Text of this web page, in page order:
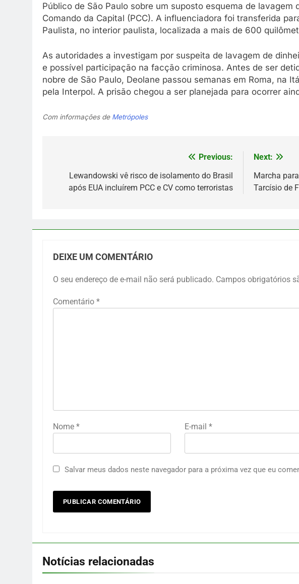
Público de São Paulo sobre um suposto esquema de lavagem
Comando da Capital (PCC). A influenciadora foi transferida
Paulista, no interior paulista, localizada a mais de 600
As autoridades a investigam por suspeita de lavagem de
e possível participação na facção criminosa. Antes de ser
nobre de São Paulo, Deolane passou semanas em Roma, na
pela Interpol. A prisão chegou a ser planejada para ocorrer
Com informações de Metrópoles
Post
Previous:
Lewandowski vê risco de isolamento do Brasil
após EUA incluírem PCC e CV como terroristas
Next:
Marcha
Tarcísio de
DEIXE UM COMENTÁRIO
O seu endereço de e-mail não será publicado. Campos obrigatórios
Comentário *
Nome * E-mail *
Salvar meus dados neste navegador para a próxima vez que eu
Notícias relacionadas